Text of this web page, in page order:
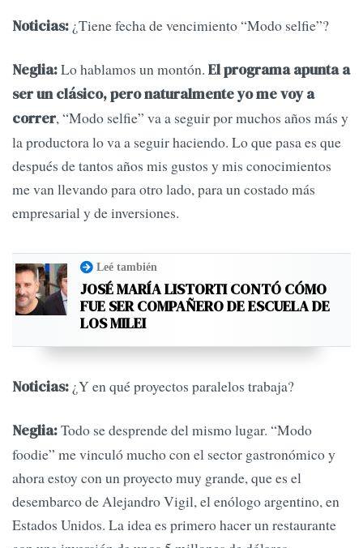
Noticias: ¿Tiene fecha de vencimiento “Modo selfie”?
Neglia:Lo hablamos un montón. El programa apunta a
ser un clásico, pero naturalmente yo me voy a
correr, “Modo selfie” va a seguir por muchos años más y
la productora lo va a seguir haciendo. Lo que pasa es que
después de tantos años mis gustos y mis conocimientos
me van llevando para otro lado, para un costado más
empresarial y de inversiones.
Leé también
JOSÉ MARÍA LISTORTI CONTÓ CÓMO
FUE SER COMPAÑERO DE ESCUELA DE
LOS MILEI
Noticias: ¿Y en qué proyectos paralelos trabaja?
Neglia:Todo se desprende del mismo lugar. “Modo
foodie” me vinculó mucho con el sector gastronómico y
ahora estoy con un proyecto muy grande, que es el
desembarco de Alejandro Vigil, el enólogo argentino, en
Estados Unidos. La idea es primero hacer un restaurante